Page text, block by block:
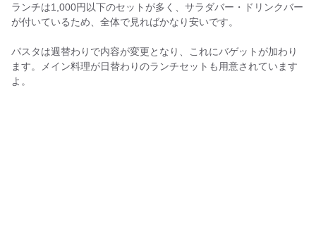
ランチは1,000円以下のセットが多く、サラダバー・ドリンクバー
が付いているため、全体で見ればかなり安いです。
パスタは週替わりで内容が変更となり、これにバゲットが加わり
ます。メイン料理が日替わりのランチセットも用意されています
よ。